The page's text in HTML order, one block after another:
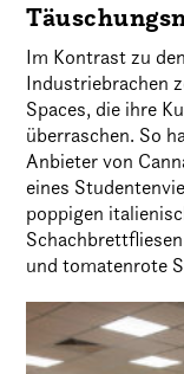
Im Kontrast zu
Industriebrachen
Spaces, die ihre
überraschen. So
Anbieter von
eines
poppigen
und tomatenrote